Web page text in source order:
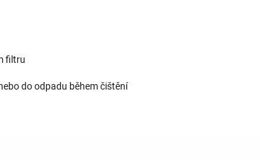
filtru
do odpadu během čištění